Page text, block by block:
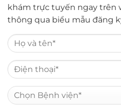
khám trực tuyến ngay trên
thông qua biểu mẫu đăng